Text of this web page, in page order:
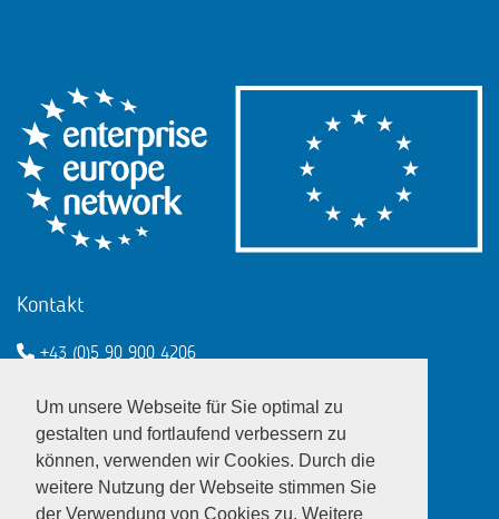
Um unsere Webseite für Sie optimal zu
gestalten und fortlaufend verbessern zu
können, verwenden wir Cookies. Durch die
weitere Nutzung der Webseite stimmen Sie
der Verwendung von Cookies zu. Weitere
Kontakt
+43 (0)5 90 900 4206
Enterprise Europe Network - EU
LinkedInTwitterYoutubeFacebook